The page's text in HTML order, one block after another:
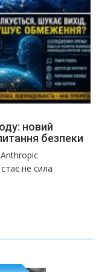
новий
безпеки
не сила